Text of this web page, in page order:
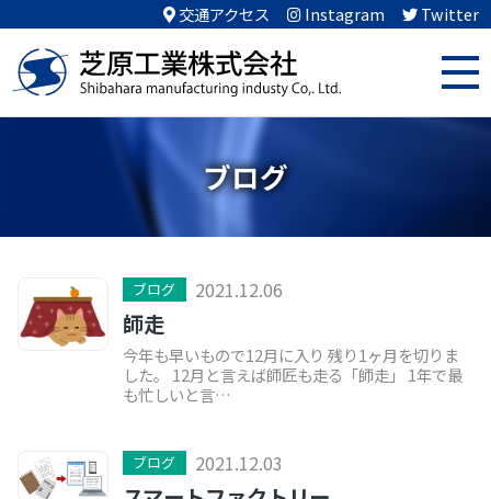
交通アクセス Instagram Twitter
ブログ
ブログ 2021.12.06
師走
今年も早いもので12月に入り 残り1ヶ月を切りま
した。 12月と言えば師匠も走る「師走」 1年で最
も忙しいと言…
ブログ 2021.12.03